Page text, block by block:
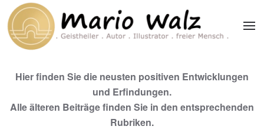
Zum Hauptinhalt springen
Hier finden Sie die neusten positiven Entwicklungen
und Erfindungen.
Alle älteren Beiträge finden Sie in den entsprechenden
Rubriken.